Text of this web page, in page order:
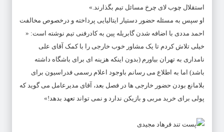
استقلال چوب لای چرخ مسائل تیم بگذارند.»
او سپس به مسئله حضور دستیار ایتالیایی پرداخته و درخصوص مخالفت
احمد مددی با اضافه شدن گابریله پین به کادرفنی تیم نوشته است: «
خیلی تلاش کردم تا یک مشاور خوب خارجی را با کمک آقای علی
نامداری به تهران بیاورم (بدون اینکه هزینه ای برای باشگاه داشته
باشد) اما به اطلاع می رسانم باوجود اعلام رسمی فدراسیون برای
بلامانع بودن حضور خارجی ها در فصل بعد، آقای مدیرعامل می گوید که
پولی برای خرید مربی و بازیکن ندارد و نمی تواند تعهد بدهد!»